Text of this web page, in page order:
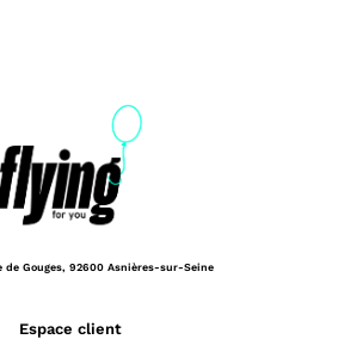
de Gouges, 92600 Asnières-sur-Seine
Espace client